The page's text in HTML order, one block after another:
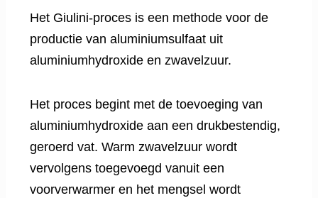
Het Giulini-proces is een methode voor de
productie van aluminiumsulfaat uit
aluminiumhydroxide en zwavelzuur.
Het proces begint met de toevoeging van
aluminiumhydroxide aan een drukbestendig,
geroerd vat. Warm zwavelzuur wordt
vervolgens toegevoegd vanuit een
voorverwarmer en het mengsel wordt